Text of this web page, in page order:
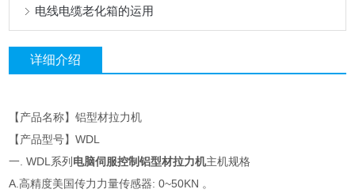
电线电缆老化箱的运用
详细介绍
【产品名称】铝型材拉力机
【产品型号】WDL
一. WDL系列 电脑伺服控制铝型材拉力机主机规格
A.高精度美国传力力量传感器: 0~50KN 。